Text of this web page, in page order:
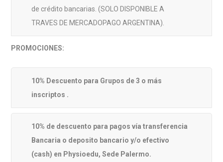
de crédito bancarias. (SOLO DISPONIBLE A
TRAVES DE MERCADOPAGO ARGENTINA).
PROMOCIONES:
10% Descuento para Grupos de 3 o más
inscriptos .
10% de descuento para pagos vía transferencia
Bancaria o deposito bancario y/o efectivo
(cash) en Physioedu, Sede Palermo.